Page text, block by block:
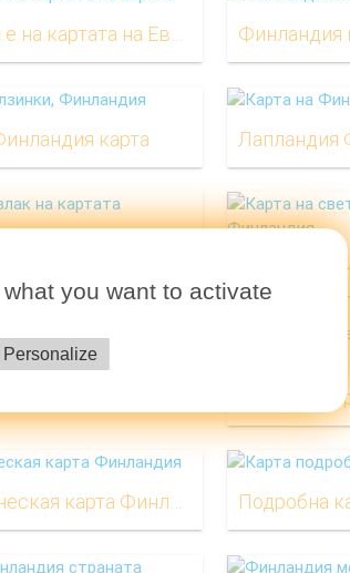
Финландия е на картата на Европа Финландия
карта
карта
Топографическая карта Финландия Подробна
you want to activate
Personalize